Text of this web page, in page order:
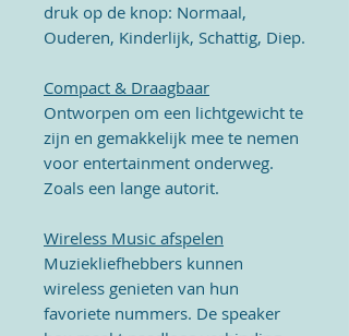
druk op de knop: Normaal,
Ouderen, Kinderlijk, Schattig, Diep.
Compact & Draagbaar
Ontworpen om een lichtgewicht te
zijn en gemakkelijk mee te nemen
voor entertainment onderweg.
Zoals een lange autorit.
Wireless Music afspelen
Muziekliefhebbers kunnen
wireless genieten van hun
favoriete nummers. De speaker